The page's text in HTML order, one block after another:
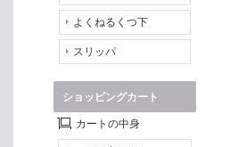
よくねるくつ下
スリッパ
ショッピングカート
カートの中身